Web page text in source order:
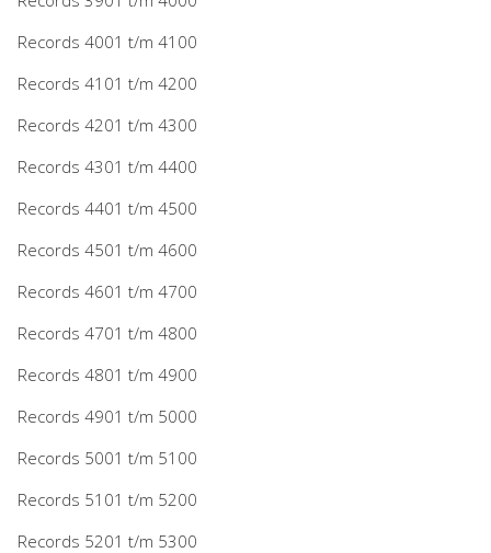
Records 4001 t/m 4100
Records 4101 t/m 4200
Records 4201 t/m 4300
Records 4301 t/m 4400
Records 4401 t/m 4500
Records 4501 t/m 4600
Records 4601 t/m 4700
Records 4701 t/m 4800
Records 4801 t/m 4900
Records 4901 t/m 5000
Records 5001 t/m 5100
Records 5101 t/m 5200
Records 5201 t/m 5300